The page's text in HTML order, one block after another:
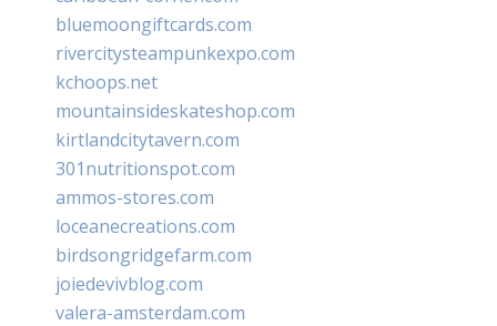
bluemoongiftcards.com
rivercitysteampunkexpo.com
kchoops.net
mountainsideskateshop.com
kirtlandcitytavern.com
301nutritionspot.com
ammos-stores.com
loceanecreations.com
birdsongridgefarm.com
joiedevivblog.com
valera-amsterdam.com